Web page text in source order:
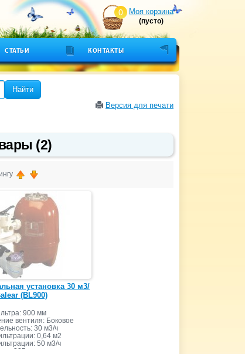
0 Моя корзина
(пусто)
СТАТЬИ КОНТАКТЫ
Найти
Версия для печати
(2)
установка 30 м3/
(BL900)
900 мм
вентиля: Боковое
30 м3/ч
0,64 м2
50 м3/ч
325 кг